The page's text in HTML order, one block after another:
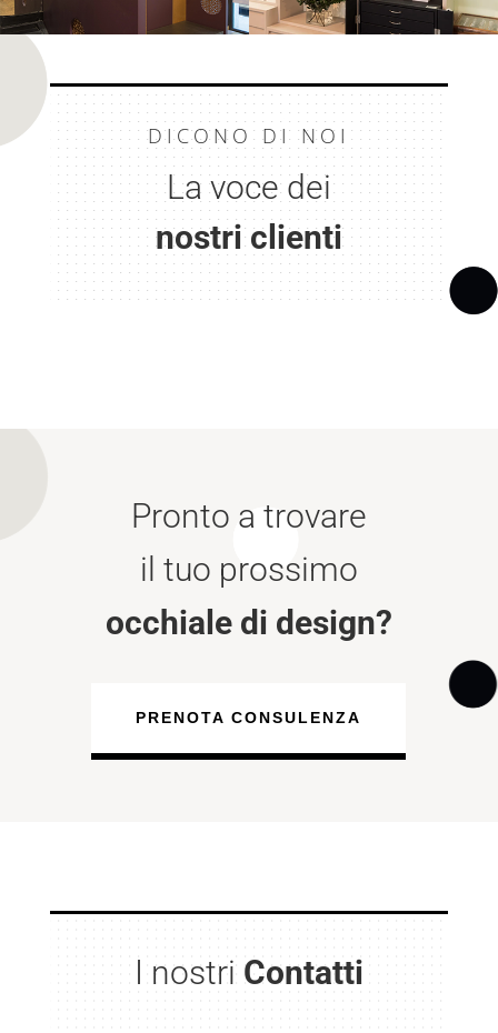
DICONO DI NOI
La voce dei
nostri clienti
Pronto a trovare
il tuo prossimo
occhiale di design?
PRENOTA CONSULENZA
I nostri Contatti